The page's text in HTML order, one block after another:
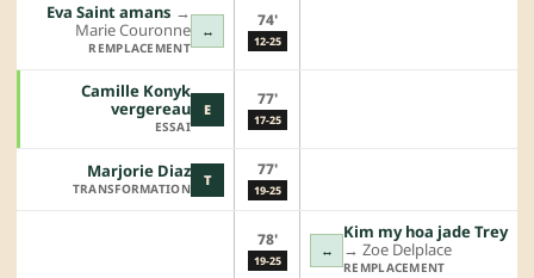
↔
Eva Saint amans →︎
Marie Couronne
REMPLACEMENT
74'
12-25
E
Camille Konyk
vergereau
ESSAI
77'
17-25
T
Marjorie Diaz
TRANSFORMATION
77'
19-25
78'
19-25
↔
Kim my hoa jade Trey
→︎ Zoe Delplace
REMPLACEMENT